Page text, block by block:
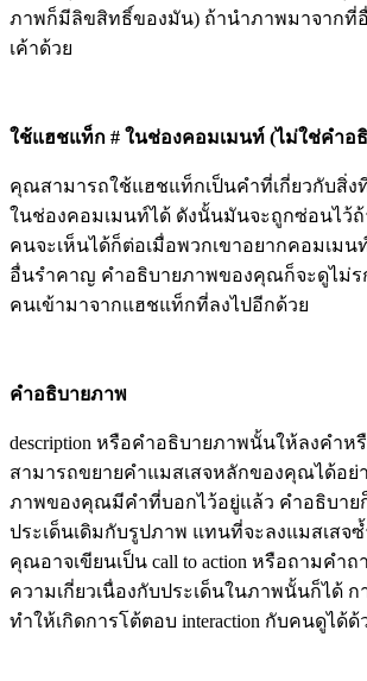
ภาพก็มีลิขสิทธิ์ของมัน) ถ้านำภาพมาจากที่
เค้าด้วย
ใช้แฮชแท็ก # ในช่องคอมเมนท์ (ไม่ใช่คำอ
คุณสามารถใช้แฮชแท็กเป็นคำที่เกี่ยวกับสิ่ง
ในช่องคอมเมนท์ได้ ดังนั้นมันจะถูกซ่อนไว้ถ้
คนจะเห็นได้ก็ต่อเมื่อพวกเขาอยากคอมเม
อื่นรำคาญ คำอธิบายภาพของคุณก็จะดูไม่
คนเข้ามาจากแฮชแท็กที่ลงไปอีกด้วย
คำอธิบายภาพ
description หรือคำอธิบายภาพนั้นให้ลงคำห
สามารถขยายคำแมสเสจหลักของคุณได้อย่
ภาพของคุณมีคำที่บอกไว้อยู่แล้ว คำอธิบาย
ประเด็นเดิมกับรูปภาพ แทนที่จะลงแมสเสจ
คุณอาจเขียนเป็น call to action หรือถามคำ
ความเกี่ยวเนื่องกับประเด็นในภาพนั้นก็ได้ ก
ทำให้เกิดการโต้ตอบ interaction กับคนดูได้ด้